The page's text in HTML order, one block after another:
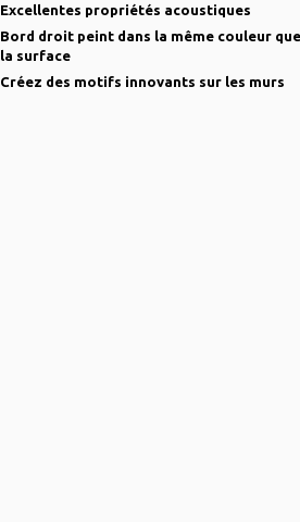
Excellentes propriétés acoustiques
Bord droit peint dans la même couleur que
la surface
Créez des motifs innovants sur les murs